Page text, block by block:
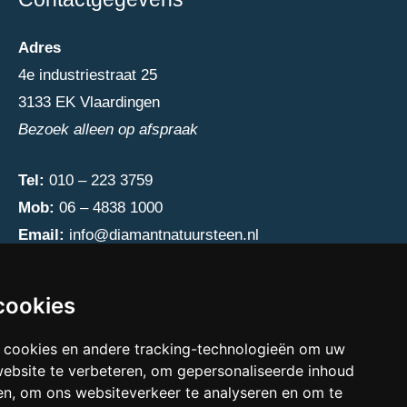
en andere tracking-technologieën om uw
te verbeteren, om gepersonaliseerde inhoud
om ons websiteverkeer te analyseren en om te
Adres
4e industriestraat 25
3133 EK Vlaardingen
Bezoek alleen op afspraak
Tel: 010 – 223 3759
Mob: 06 – 4838 1000
Email: info@diamantnatuursteen.nl